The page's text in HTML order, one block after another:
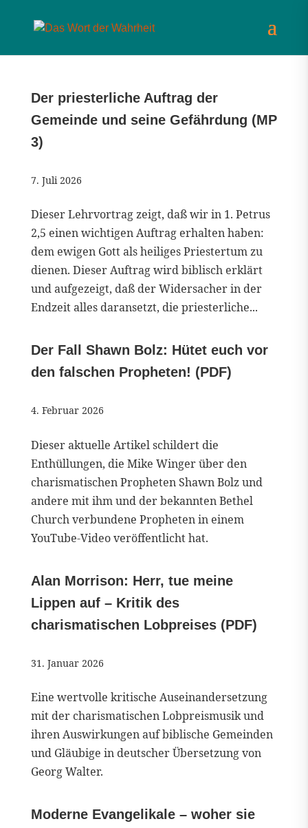
Der priesterliche Auftrag der
Gemeinde und seine Gefährdung (MP
3)
7. Juli 2026
Dieser Lehrvortrag zeigt, daß wir in 1. Petrus
2,5 einen wichtigen Auftrag erhalten haben:
dem ewigen Gott als heiliges Priestertum zu
dienen. Dieser Auftrag wird biblisch erklärt
und aufgezeigt, daß der Widersacher in der
Endzeit alles daransetzt, die priesterliche...
Der Fall Shawn Bolz: Hütet euch vor
den falschen Propheten! (PDF)
4. Februar 2026
Dieser aktuelle Artikel schildert die
Enthüllungen, die Mike Winger über den
charismatischen Propheten Shawn Bolz und
andere mit ihm und der bekannten Bethel
Church verbundene Propheten in einem
YouTube-Video veröffentlicht hat.
Alan Morrison: Herr, tue meine
Lippen auf – Kritik des
charismatischen Lobpreises (PDF)
31. Januar 2026
Eine wertvolle kritische Auseinandersetzung
mit der charismatischen Lobpreismusik und
ihren Auswirkungen auf biblische Gemeinden
und Gläubige in deutscher Übersetzung von
Georg Walter.
Moderne Evangelikale – woher sie